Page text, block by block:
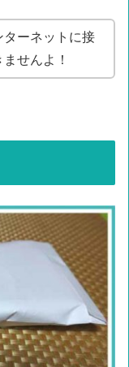
ターネットに接
せんよ！